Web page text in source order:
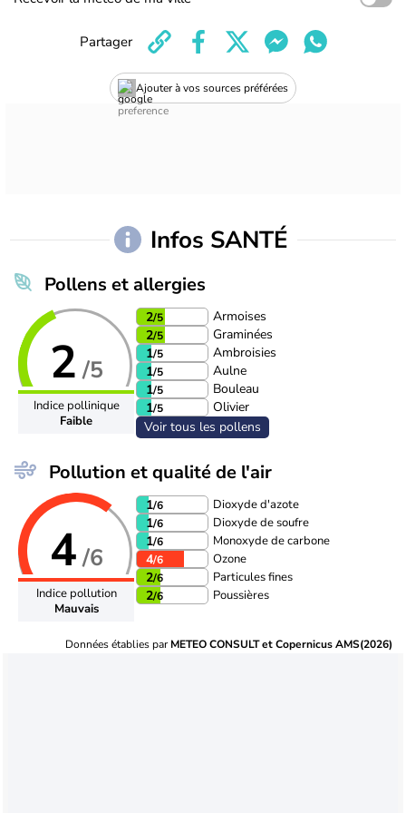
Ajouter à vos sources préférées
Partager
Infos SANTÉ
Pollens et allergies
2 /5
Indice pollinique
Faible
2/5
Armoises
2/5
Graminées
1/5
Ambroisies
1/5
Aulne
1/5
Bouleau
1/5
Olivier
Voir tous les pollens
Pollution et qualité de l'air
4/6
Indice pollution
Mauvais
1/6 Dioxyde d'azote
1/6 Dioxyde de soufre
1/6 Monoxyde de carbone
4/6 Ozone
2/6 Particules fines
2/6 Poussières
Données établies parMETEO CONSULT et Copernicus AMS(2026)